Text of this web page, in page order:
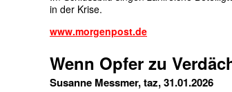
in der Krise.
www.morgenpost.de
Wenn Opfer zu
Susanne Messmer, taz, 31.01.2026